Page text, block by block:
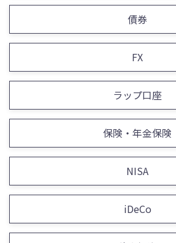
債券
FX
ラップ口座
保険・年金保険
NISA
iDeCo